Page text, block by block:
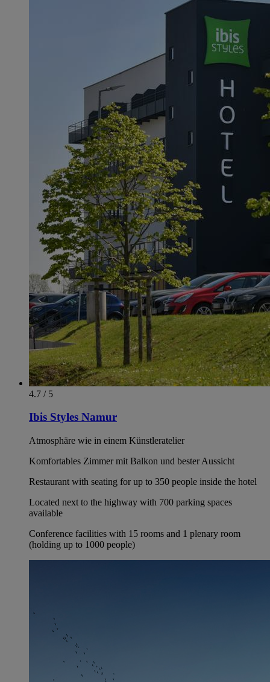
4.7 / 5
Ibis Styles Namur
Atmosphäre wie in einem Künstleratelier
Komfortables Zimmer mit Balkon und bester Aussicht
Restaurant with seating for up to 350 people inside the hotel
Located next to the highway with 700 parking spaces
available
Conference facilities with 15 rooms and 1 plenary room
(holding up to 1000 people)